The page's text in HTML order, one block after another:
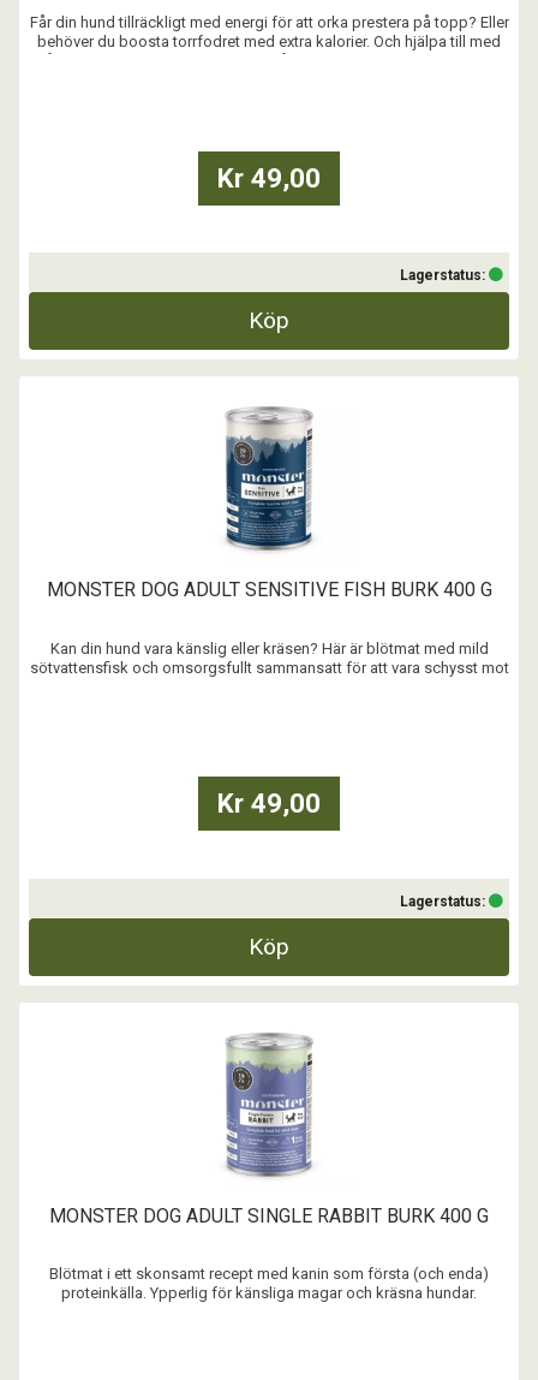
Får din hund tillräckligt med energi för att orka prestera på topp? Eller
behöver du boosta torrfodret med extra kalorier. Och hjälpa till med
Kr 49,00
Lagerstatus:
Köp
MONSTER DOG ADULT SENSITIVE FISH BURK 400 G
Kan din hund vara känslig eller kräsen? Här är blötmat med mild
sötvattensfisk och omsorgsfullt sammansatt för att vara schysst mot
Kr 49,00
Lagerstatus:
Köp
MONSTER DOG ADULT SINGLE RABBIT BURK 400 G
Blötmat i ett skonsamt recept med kanin som första (och enda)
proteinkälla. Ypperlig för känsliga magar och kräsna hundar.